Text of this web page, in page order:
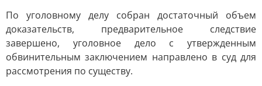
По уголовному делу собран достаточный объем
доказательств, предварительное следствие
завершено, уголовное дело с утвержденным
обвинительным заключением направлено в суд для
рассмотрения по существу.